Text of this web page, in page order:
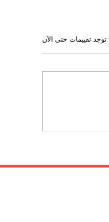
توجد تقييمات حتى الآن